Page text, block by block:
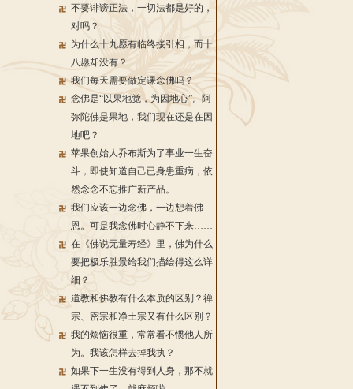
不要诽谤正法，一切法都是好的，
对吗？
为什么十九愿有临终接引相，而十
八愿却没有？
我们每天需要做定课念佛吗？
念佛是“以果地觉，为因地心”。阿
弥陀佛是果地，我们现在还是在因
地吧？
苹果创始人乔布斯为了事业一生奋
斗，即使知道自己已身患重病，依
然念念不忘推广新产品。
我们应该一边念佛，一边想着佛
恩。可是我念佛时心静不下来……
在《佛说无量寿经》里，佛为什么
要把极乐胜景给我们描绘得这么详
细？
道教和佛教有什么本质的区别？禅
宗、密宗和净土宗又有什么区别？
我的烦恼很重，常常看不惯他人所
为。我该怎样去掉我执？
如果下一生没有得到人身，那不就